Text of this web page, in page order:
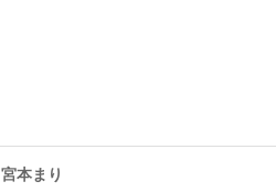
本まり